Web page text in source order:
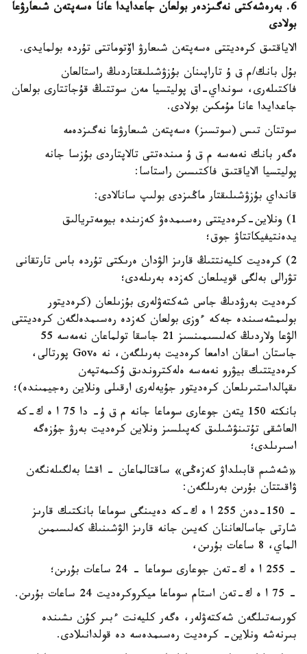
6. بەرەشەكتى نەگىزدەر بولعان جاعدايدا عانا ەسەپتەن شىعارۋعا
بولادى
الاياقتىق كرەديتتى ەسەپتەن شىعارۋ اۆتوماتتى تۇردە بولمايدى.
بۇل بانك/م ق ۇ تاراپىنان بۇزۋشىلىقتاردىڭ راستالعان
فاكتىلەرى، سونداي-اق پوليتسيا مەن سوتتىڭ قۇجاتتارى بولعان
جاعدايدا عانا مۇمكىن بولادى.
سوتتان تىس (سوتسىز) ەسەپتەن شىعارۋعا نەگىزدەمە
ەگەر بانك نەمەسە م ق ۇ مىندەتتى تالاپتاردى بۇزسا جانە
پوليتسيا الاياقتىق فاكتىسىن راستاسا:
قانداي بۇزۋشىلىقتار ماڭىزدى بولىپ سانالادى:
1) ونلاين-كرەديتتى رەسىمدەۋ كەزىندە بيومەتريالىق
يدەنتيفيكاتتاۋ جوق؛
2) كرەديت كليەنتتىڭ قارىز الۋدان ەرىكتى تۇردە باس تارتقانى
تۋرالى بەلگى قويىلعان كەزدە بەرىلەدى؛
كرەديت بەرۋدىڭ جاس شەكتەۋلەرى بۇزىلعان (كرەديتور
بولىمشەسىندە جەكە ءوزى بولعان كەزدە رەسىمدەلگەن كرەديتتى
الۋعا ولاردىڭ كەلىسىمىنسىز 21 جاسقا تولماعان نەمەسە 55
جاستان اسقان ادامعا كرەديت بەرىلگەن، نە ەGov پورتالى،
كرەديتتىك بيۋرو نەمەسە ەلەكتروندىق ۇكىمەتپەن
ىقپالداستىرىلعان كرەديتور جۇيەلەرى ارقىلى ونلاين رەجيمىندە)؛
بانكتە 150 يتەن جوعارى سوماعا جانە م ق ۇ- دا 75 ا ە ك-كە
العاشقى تۇتىنۋشىلىق كەپىلسىز ونلاين كرەديت بەرۋ جۇزەگە
اسىرىلدى؛
«شەشىم قابىلداۋ كەزەڭى» ساقتالماعان - اقشا بەلگىلەنگەن
ۋاقىتتان بۇرىن بەرىلگەن:
- 150-دەن 255 ا ە ك-كە دەيىنگى سوماعا بانكتىك قارىز
شارتى جاسالعاننان كەيىن جانە قارىز الۋشىنىڭ كەلىسىمىن
الماي، 8 ساعات بۇرىن،
- 255 ا ە ك-تەن جوعارى سوماعا - 24 ساعات بۇرىن؛
- 75 ا ە ك-تەن استام سوماعا ميكروكرەديت 24 ساعات بۇرىن.
كورسەتىلگەن شەكتەۋلەر، ەگەر كليەنت ءبىر كۇن ىشىندە
بىرنەشە ونلاين- كرەديت رەسىمدەسە دە قولدانىلادى.